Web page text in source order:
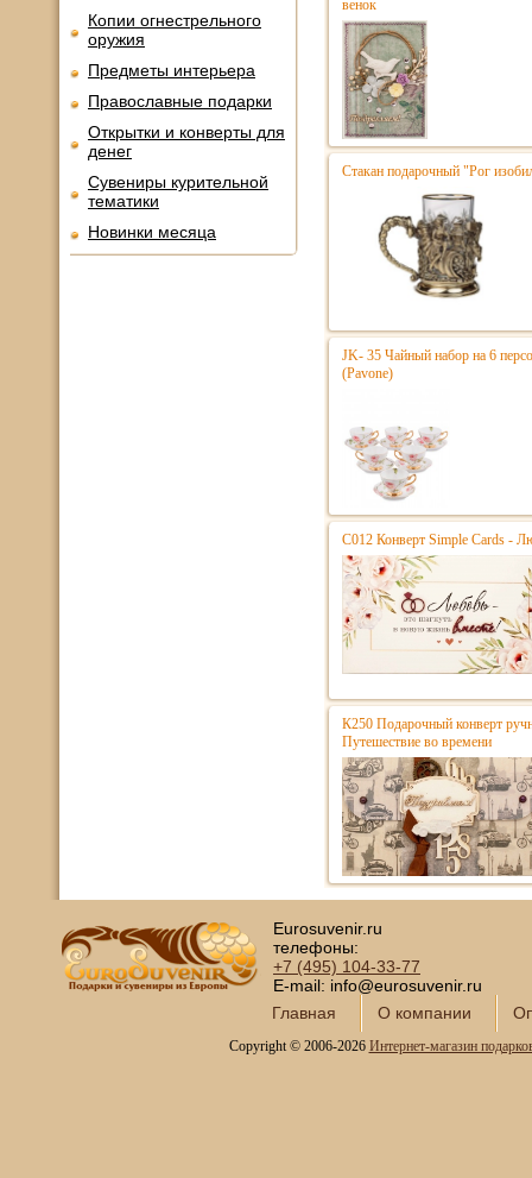
Копии огнестрельного
оружия
Предметы интерьера
Православные подарки
Открытки и конверты для
денег
Сувениры курительной
тематики
Новинки месяца
венок
Стакан подарочный "Рог
JK- 35 Чайный набор на 6
(Pavone)
С012 Конверт Simple Cards -
К250 Подарочный конверт
Путешествие во времени
Eurosuvenir.ru
телефоны:
+7 (495) 104-33-77
E-mail: info@eurosuvenir.ru
Главная
О компании
Copyright © 2006-2026 Интернет-магазин